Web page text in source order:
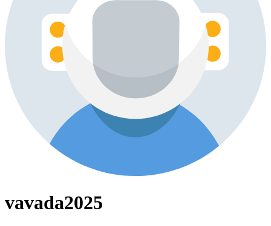
vavada2025